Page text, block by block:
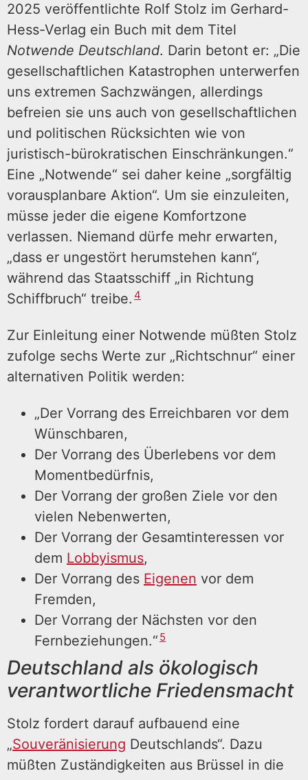
2025 veröffentlichte Rolf Stolz im Gerhard-
Hess-Verlag ein Buch mit dem Titel
Notwende Deutschland. Darin betont er: „Die
gesellschaftlichen Katastrophen unterwerfen
uns extremen Sachzwängen, allerdings
befreien sie uns auch von gesellschaftlichen
und politischen Rücksichten wie von
juristisch-bürokratischen Einschränkungen.“
Eine „Notwende“ sei daher keine „sorgfältig
vorausplanbare Aktion“. Um sie einzuleiten,
müsse jeder die eigene Komfortzone
verlassen. Niemand dürfe mehr erwarten,
„dass er ungestört herumstehen kann“,
während das Staatsschiff „in Richtung
Schiffbruch“ treibe. 4
Zur Einleitung einer Notwende müßten Stolz
zufolge sechs Werte zur „Richtschnur“ einer
alternativen Politik werden:
„Der Vorrang des Erreichbaren vor dem
Wünschbaren,
Der Vorrang des Überlebens vor dem
Momentbedürfnis,
Der Vorrang der großen Ziele vor den
vielen Nebenwerten,
Der Vorrang der Gesamtinteressen vor
dem Lobbyismus,
Der Vorrang des Eigenen vor dem
Fremden,
Der Vorrang der Nächsten vor den
Fernbeziehungen.“ 5
Deutschland als ökologisch
verantwortliche Friedensmacht
Stolz fordert darauf aufbauend eine
„Souveränisierung Deutschlands“. Dazu
müßten Zuständigkeiten aus Brüssel in die